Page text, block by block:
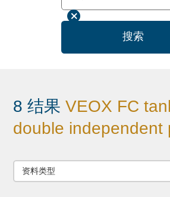
搜索
8 结果VEOX FC
double independent
资料类型